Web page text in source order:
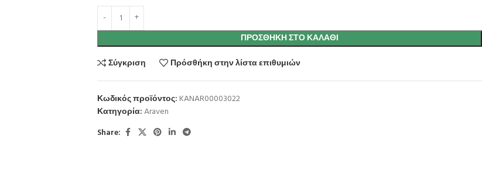
ΠΡΟΣΘΉΚΗ ΣΤΟ ΚΑΛΆΘΙ
Σύγκριση
Πρόσθήκη στην λίστα επιθυμιών
Κωδικός προϊόντος: KANAR00003022
Κατηγορία:Araven
Share: